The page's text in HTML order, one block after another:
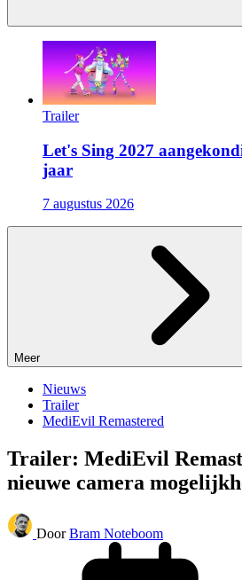
Trailer
Let's Sing 2027
jaar
7 augustus 2026
Meer
Nieuws
Trailer
MediEvil Remastered
Trailer: MediEvil
nieuwe camera
Door Bram Noteboom